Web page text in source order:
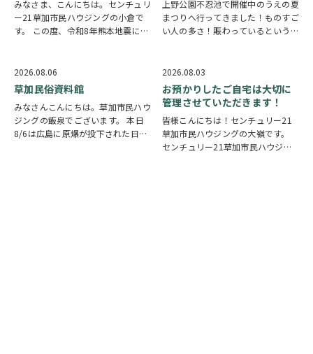
みなさま、こんにちは。センチュリ
ー21草加市民ハウジングの小倉で
す。 この度、令和8年熊本地震によ
多い国です。草加市においても、他
人事ではなく、日頃から少しでも、
防災意識を高め…
上野公園不忍池で開催中のうえの夏
まつりへ行ってきました！ものすご
い人の多さ！賑わっているという言
多く皆さん思い思いに夏祭りを楽し
んでいる様子がとても印象的でした
会場にはたく…
2026.08.06
草加民俗資料館
みなさんこんにちは。草加市民ハウ
ジングの飯泉でございます。 本日
8/6は広島に原爆が投下された日に
2026.08.03
お預かりしたご自宅は大切に
管理させていただきます！
皆様こんにちは！センチュリー21
草加市民ハウジングの大嶺です。
センチュリー21草加市民ハウジン